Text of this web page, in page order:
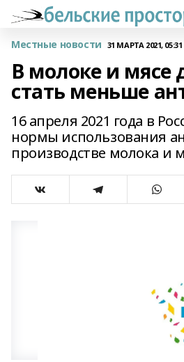
Местные новости 31 МАРТА 2021, 05:31
В молоке и мясе
стать меньше
16 апреля 2021 года в
нормы использования
производстве молока и